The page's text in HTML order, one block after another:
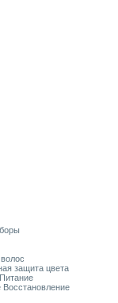
защита цвета
Восстановление